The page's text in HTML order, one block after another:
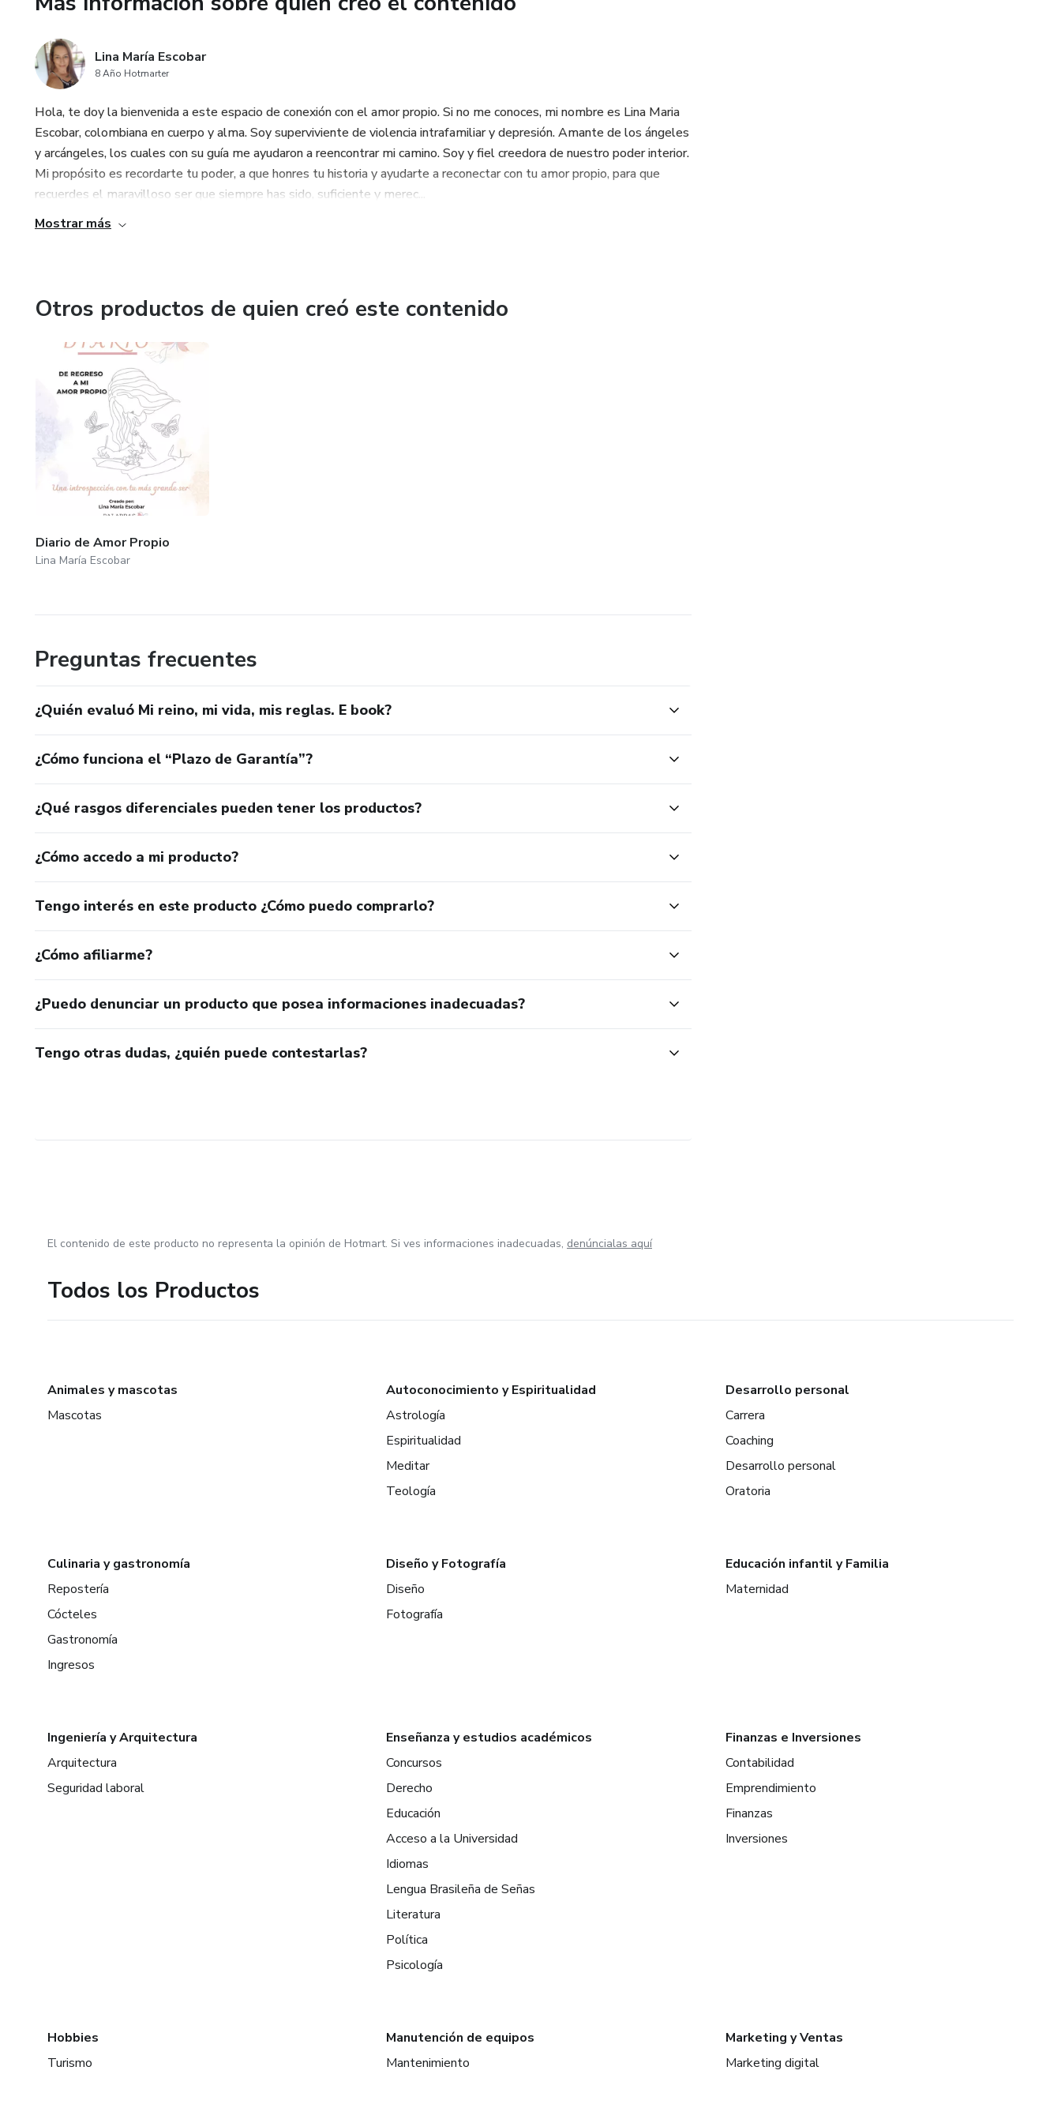
Lina María Escobar
8 Año Hotmarter
Hola, te doy la bienvenida a este espacio de conexión con el amor propio. Si no me conoces, mi nombre es Lina Maria
Escobar, colombiana en cuerpo y alma. Soy superviviente de violencia intrafamiliar y depresión. Amante de los ángeles
y arcángeles, los cuales con su guía me ayudaron a reencontrar mi camino. Soy y fiel creedora de nuestro poder interior.
Mi propósito es recordarte tu poder, a que honres tu historia y ayudarte a reconectar con tu amor propio, para que
recuerdes el maravilloso ser que siempre has sido, suficiente y merec...
Mostrar más
Otros productos de quien creó este contenido
Diario de Amor Propio
Lina María Escobar
Preguntas frecuentes
¿Quién evaluó Mi reino, mi vida, mis reglas. E book?
¿Cómo funciona el “Plazo de Garantía”?
¿Qué rasgos diferenciales pueden tener los productos?
¿Cómo accedo a mi producto?
Tengo interés en este producto ¿Cómo puedo comprarlo?
¿Cómo afiliarme?
¿Puedo denunciar un producto que posea informaciones inadecuadas?
Tengo otras dudas, ¿quién puede contestarlas?
El contenido de este producto no representa la opinión de Hotmart. Si ves informaciones inadecuadas, denúncialas aquí
Todos los Productos
Animales y mascotas
Mascotas
Autoconocimiento y Espiritualidad
Astrología
Espiritualidad
Meditar
Teología
Desarrollo personal
Carrera
Coaching
Desarrollo personal
Oratoria
Culinaria y gastronomía
Repostería
Cócteles
Gastronomía
Ingresos
Diseño y Fotografía
Diseño
Fotografía
Educación infantil y Familia
Maternidad
Ingeniería y Arquitectura
Arquitectura
Seguridad laboral
Enseñanza y estudios académicos
Concursos
Derecho
Educación
Acceso a la Universidad
Idiomas
Lengua Brasileña de Señas
Literatura
Política
Psicología
Finanzas e Inversiones
Contabilidad
Emprendimiento
Finanzas
Inversiones
Hobbies
Turismo
Manutención de equipos
Mantenimiento
Marketing y Ventas
Marketing digital